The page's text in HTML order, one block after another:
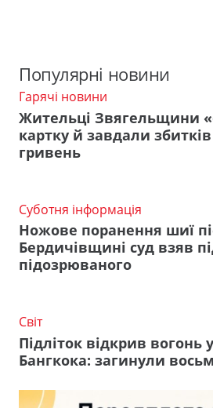
Популярні новини
Гарячі новини
Жительці Звягельщини
картку й завдали
гривень
Суботня інформація
Ножове поранення шиї
Бердичівщині суд взяв
підозрюваного
Світ
Підліток відкрив вогонь
Бангкока: загинули